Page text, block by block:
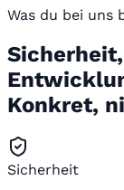
Was du bei uns
Konkret,
Sicherheit